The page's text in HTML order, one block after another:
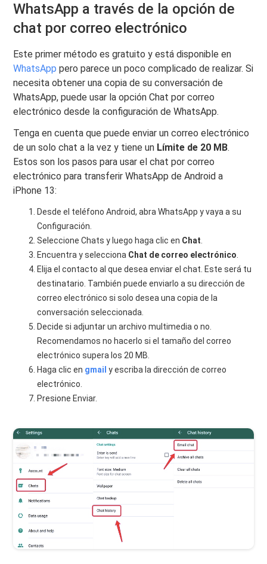
WhatsApp a través de la opción de
chat por correo electrónico
Este primer método es gratuito y está disponible en
WhatsApp pero parece un poco complicado de realizar. Si
necesita obtener una copia de su conversación de
WhatsApp, puede usar la opción Chat por correo
electrónico desde la configuración de WhatsApp.
Tenga en cuenta que puede enviar un correo electrónico
de un solo chat a la vez y tiene un Límite de 20 MB.
Estos son los pasos para usar el chat por correo
electrónico para transferir WhatsApp de Android a
iPhone 13:
Desde el teléfono Android, abra WhatsApp y vaya a su
Configuración.
Seleccione Chats y luego haga clic en Chat
Encuentra y selecciona Chat de correo electrónico
Elija el contacto al que desea enviar el chat. Este será tu
destinatario. También puede enviarlo a su dirección de
correo electrónico si solo desea una copia de la
conversación seleccionada.
Decide si adjuntar un archivo multimedia o no.
Recomendamos no hacerlo si el tamaño del correo
electrónico supera los 20 MB.
Haga clic en gmail y escriba la dirección de correo
electrónico.
Presione Enviar.